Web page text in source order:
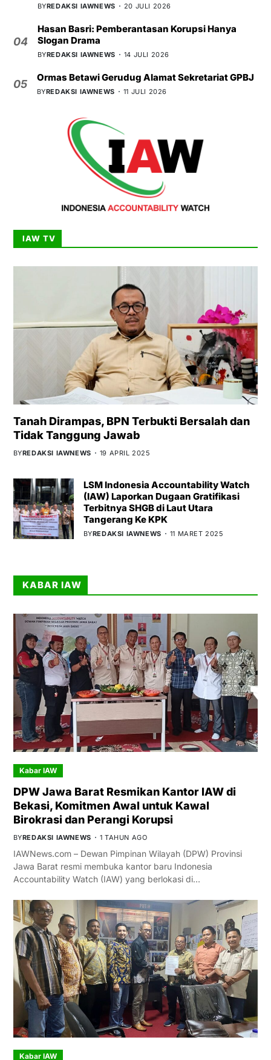
BYREDAKSI IAWNEWS 20 JULI 2026
04
Hasan Basri: Pemberantasan Korupsi Hanya
Slogan Drama
BYREDAKSI IAWNEWS 14 JULI 2026
05
Ormas Betawi Gerudug Alamat Sekretariat GPBJ
BYREDAKSI IAWNEWS 11 JULI 2026
IAW TV
Tanah Dirampas, BPN Terbukti Bersalah dan
Tidak Tanggung Jawab
BYREDAKSI IAWNEWS 19 APRIL 2025
LSM Indonesia Accountability Watch
(IAW) Laporkan Dugaan Gratifikasi
Terbitnya SHGB di Laut Utara
Tangerang Ke KPK
BYREDAKSI IAWNEWS 11 MARET 2025
KABAR IAW
Kabar IAW
DPW Jawa Barat Resmikan Kantor IAW di
Bekasi, Komitmen Awal untuk Kawal
Birokrasi dan Perangi Korupsi
BYREDAKSI IAWNEWS 1 TAHUN AGO
IAWNews.com – Dewan Pimpinan Wilayah (DPW) Provinsi
Jawa Barat resmi membuka kantor baru Indonesia
Accountability Watch (IAW) yang berlokasi di…
Kabar IAW